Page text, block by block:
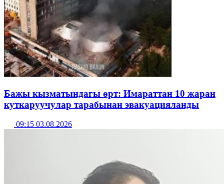
Бажы кызматындагы өрт: Имараттан 10 жаран
куткаруучулар тарабынан эвакуацияланды
09:15 03.08.2026